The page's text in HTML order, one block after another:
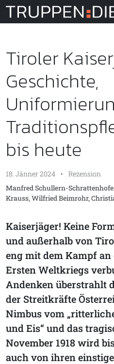
Tiroler
Geschichte,
bis heute
18. Jänner 2024 •
Rezension
Manfred Schullern-
Krauss, Wilfried Beimrohr,
Kaiserjäger! Keine
und außerhalb von
eng mit dem Kampf
Ersten Weltkriegs
Andenken überstrahlt
der Streitkräfte
Nimbus vom
und Eis“ und das
November 1918 wird
auch von ihren